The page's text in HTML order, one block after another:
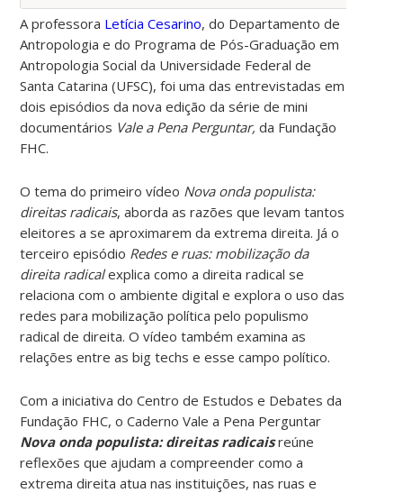
A professora Letícia Cesarino, do Departamento de
Antropologia e do Programa de Pós-Graduação em
Antropologia Social da Universidade Federal de
Santa Catarina (UFSC), foi uma das entrevistadas em
dois episódios danova edição da série de mini
documentários Vale a Pena Perguntar,da Fundação
FHC.
O tema do primeiro vídeo Nova onda populista:
direitas radicais,aborda asrazões que levam tantos
eleitores a se aproximarem da extrema direita. Já o
terceiro episódio Redes e ruas: mobilização da
direita radicalexplica como a direita radical se
relaciona com o ambiente digital e explora o uso das
redes para mobilização política pelo populismo
radical de direita. O vídeo também examina as
relações entre as big techs e esse campo político.
Com a iniciativa do Centro de Estudos e Debates da
Fundação FHC, o Caderno Vale a Pena Perguntar
Nova onda populista: direitas radicaisreúne
reflexões que ajudam a compreender como a
extrema direita atua nas instituições, nas ruas e